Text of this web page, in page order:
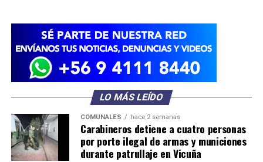
LO MÁS LEÍDO
COMUNALES hace 2 semanas
Carabineros detiene a cuatro personas
por porte ilegal de armas y municiones
durante patrullaje en Vicuña